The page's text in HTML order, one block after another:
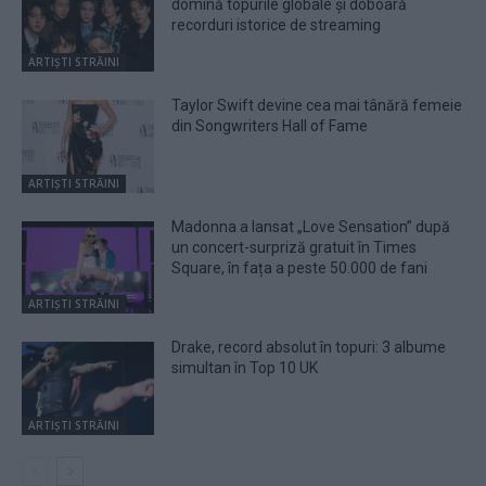
ARTIȘTI STRĂINI
domină topurile globale și doboară
recorduri istorice de streaming
ARTIȘTI STRĂINI
Taylor Swift devine cea mai tânără femeie
din Songwriters Hall of Fame
ARTIȘTI STRĂINI
Madonna a lansat „Love Sensation” după
un concert-surpriză gratuit în Times
Square, în fața a peste 50.000 de fani
ARTIȘTI STRĂINI
Drake, record absolut în topuri: 3 albume
simultan în Top 10 UK